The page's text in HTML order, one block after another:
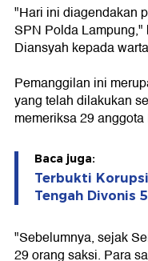
"Hari ini diagendakan
SPN Polda
Diansyah kepada
Pemanggilan ini
yang telah dilakukan
memeriksa 29
Baca juga:
Terbukti
Tengah Divonis
"Sebelumnya, sejak
29 orang saksi. Para